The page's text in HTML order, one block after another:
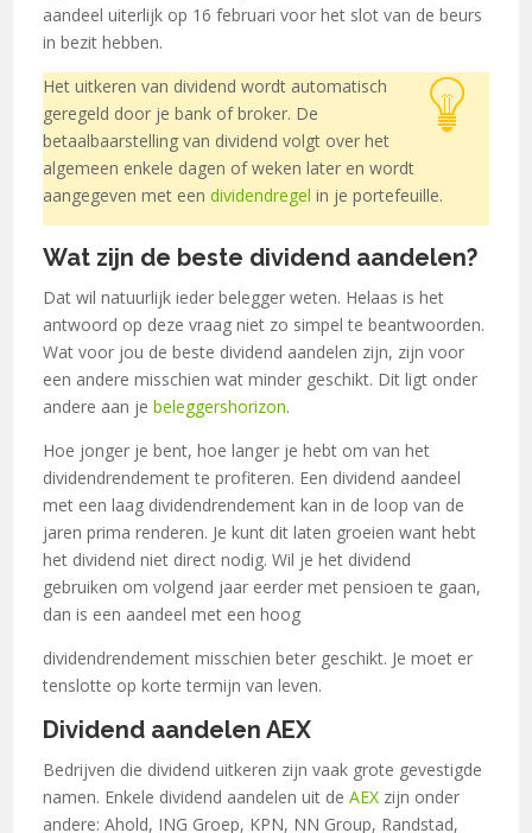
aandeel uiterlijk op 16 februari voor het slot van de beurs
in bezit hebben.
Het uitkeren van dividend wordt automatisch
geregeld door je bank of broker. De
betaalbaarstelling van dividend volgt over het
algemeen enkele dagen of weken later en wordt
aangegeven met een dividendregel in je portefeuille.
Wat zijn de beste dividend aandelen?
Dat wil natuurlijk ieder belegger weten. Helaas is het
antwoord op deze vraag niet zo simpel te beantwoorden.
Wat voor jou de beste dividend aandelen zijn, zijn voor
een andere misschien wat minder geschikt. Dit ligt onder
andere aan jebeleggershorizon.
Hoe jonger je bent, hoe langer je hebt om van het
dividendrendement te profiteren. Een dividend aandeel
met een laag dividendrendement kan in de loop van de
jaren prima renderen. Je kunt dit laten groeien want hebt
het dividend niet direct nodig. Wil je het dividend
gebruiken om volgend jaar eerder met pensioen te gaan,
dan is een aandeel met een hoog
dividendrendement misschien beter geschikt. Je moet er
tenslotte op korte termijn van leven.
Dividend aandelen AEX
Bedrijven die dividend uitkeren zijn vaak grote gevestigde
namen. Enkele dividend aandelen uit deAEX zijn onder
andere: Ahold, ING Groep, KPN, NN Group, Randstad,